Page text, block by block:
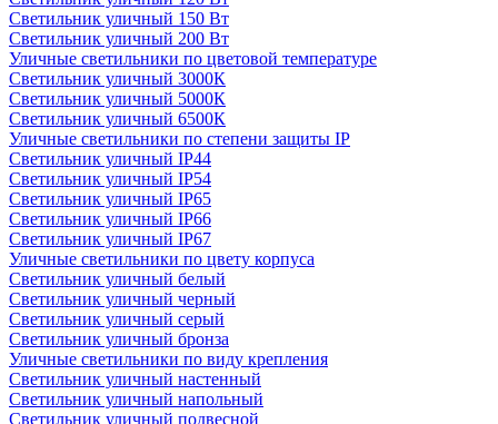
Светильник уличный 150 Вт
Светильник уличный 200 Вт
Уличные светильники по цветовой температуре
Cветильник уличный 3000К
Cветильник уличный 5000К
Cветильник уличный 6500К
Уличные светильники по степени защиты IP
Светильник уличный IP44
Светильник уличный IP54
Светильник уличный IP65
Светильник уличный IP66
Светильник уличный IP67
Уличные светильники по цвету корпуса
Светильник уличный белый
Светильник уличный черный
Светильник уличный серый
Светильник уличный бронза
Уличные светильники по виду крепления
Светильник уличный настенный
Светильник уличный напольный
Светильник уличный подвесной